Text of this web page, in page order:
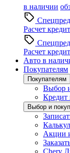
в наличии
Расчет
Расчет
Авто в
Покупателям
Покупателям
Выбор
Кредит
Выбор и
Акции
Chery